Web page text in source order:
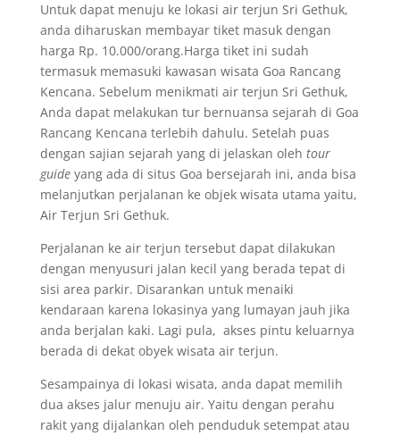
Untuk dapat menuju ke lokasi air terjun Sri Gethuk,
anda diharuskan membayar tiket masuk dengan
harga Rp. 10.000/orang.Harga tiket ini sudah
termasuk memasuki kawasan wisata Goa Rancang
Kencana. Sebelum menikmati air terjun Sri Gethuk,
Anda dapat melakukan tur bernuansa sejarah di Goa
Rancang Kencana terlebih dahulu. Setelah puas
dengan sajian sejarah yang di jelaskan oleh tour
guideyang ada di situs Goa bersejarah ini, anda bisa
melanjutkan perjalanan ke objek wisata utama yaitu,
Air Terjun Sri Gethuk.
Perjalanan ke air terjun tersebut dapat dilakukan
dengan menyusuri jalan kecil yang berada tepat di
sisi area parkir. Disarankan untuk menaiki
kendaraan karena lokasinya yang lumayan jauh jika
anda berjalan kaki. Lagi pula, akses pintu keluarnya
berada di dekat obyek wisata air terjun.
Sesampainya di lokasi wisata, anda dapat memilih
dua akses jalur menuju air. Yaitu dengan perahu
rakit yang dijalankan oleh penduduk setempat atau